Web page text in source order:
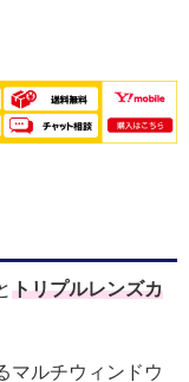
トリプルレンズカ
マルチウィンドウ